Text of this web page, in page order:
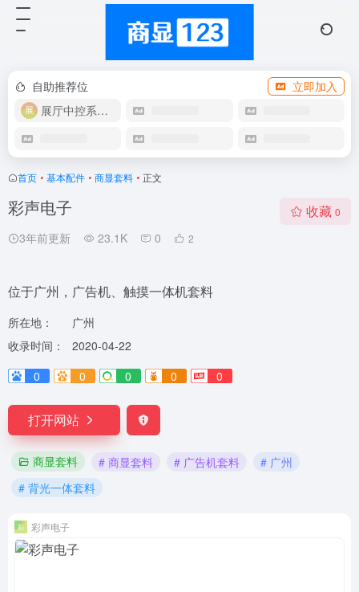
自助推荐位
立即加入
展厅中控系统OEM
首页 • 基本配件 • 商显套料 • 正文
彩声电子
3年前更新 23.1K 0 2
收藏 0
位于广州，广告机、触摸一体机套料
所在地：
广州
收录时间：
2020-04-22
0
0 0 0 0
打开网站
商显套料 # 商显套料 # 广告机套料
# 广州
# 背光一体套料
彩声电子